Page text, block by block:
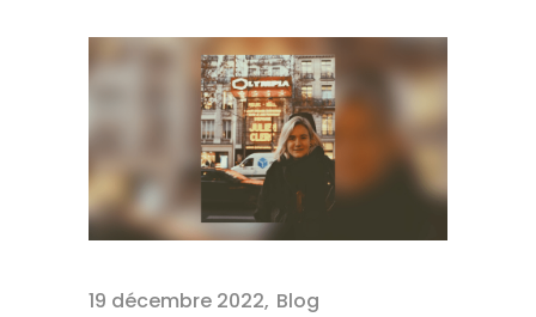
19 décembre 2022 Blog